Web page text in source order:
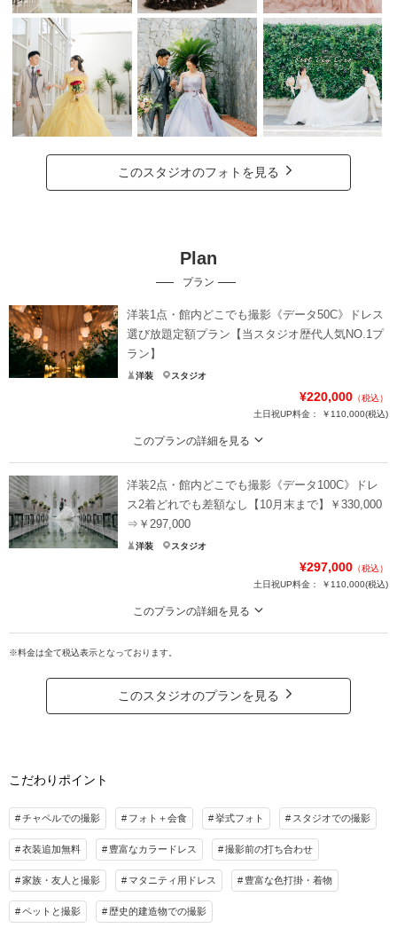
このスタジオのフォトを見る
Plan
プラン
洋装1点・館内どこでも撮影《データ50C》ドレス
選び放題定額プラン【当スタジオ歴代人気NO.1プ
ラン】
洋装 スタジオ
¥220,000 （税込）
土日祝UP料金：
￥110,000(税込)
このプランの詳細を見る
KIYOKO HATAもLilufeliceも追加料金なし！どのドレスを選んでも定額の贅沢
フォトプラン
併設ドレスサロンの衣裳、どれを選んでも差額は頂きません！式場クオリティ
のドレスが150着以上！ドレス重視派の花嫁様から圧倒的な支持を受ける定額
プランは必見。さらにチャペルもスタジオも貸切で撮影OK。チャペルでの感動
新婦衣装1着
会食
家族と撮影 家族用衣装レンタル ペットと撮影
お好きなドレス/タキシード/ヘアメイク/カメラマン撮影/専属プランナーとのお打ち合
わせ何回でもOK/ご希望カット撮影/ご家族との撮影/データお渡し/ご家族やご友人の
相談予約する
来店・オンライン
撮影日の空き
を確認する
洋装2点・館内どこでも撮影《データ100C》ドレ
ス2着どれでも差額なし【10月末まで】￥330,000
⇒￥297,000
洋装 スタジオ
¥297,000 （税込）
土日祝UP料金：
￥110,000(税込)
このプランの詳細を見る
KIYOKO HATAもLilufeliceも追加料金なし！サロン内のどのドレスを選んでも
定額の贅沢フォトプラン
のドレスが常時150着以上！ドレス重視派の花嫁様から圧倒的な支持を受ける
定額プランは必見。さらにチャペルもスタジオも貸切で撮影OK。チャペルでの
撮影料
着付け ヘアメイク 小物一式
アルバム データ 100カット 台紙付写真
衣装追加 会食
家族と撮影 家族用衣装レンタル ペットと撮影
その他含むもの
※料金は全て税込表示となっております。
このスタジオのプランを見る
こだわりポイント
チャペルでの撮影 フォト＋会食 挙式フォト スタジオでの撮影
衣装追加無料 豊富なカラードレス 撮影前の打ち合わせ
家族・友人と撮影 マタニティ用ドレス 豊富な色打掛・着物
ペットと撮影 歴史的建造物での撮影